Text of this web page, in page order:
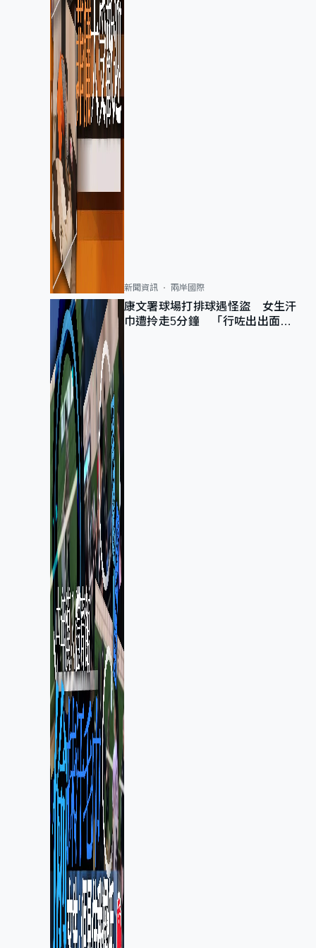
新聞資訊 兩岸國際
康文署球場打排球遇怪盜 女生汗
巾遭拎走5分鐘 「行咗出出面唔